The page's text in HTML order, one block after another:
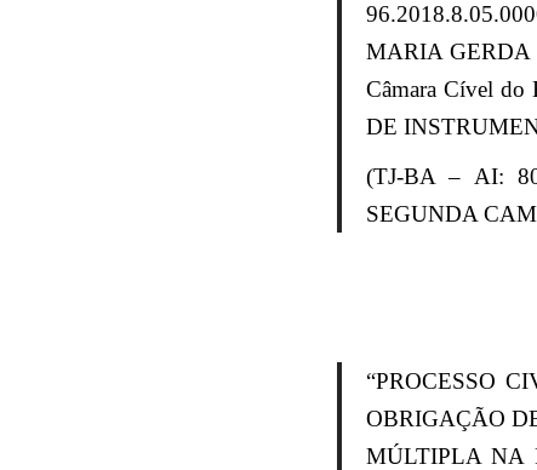
MARIA GERDA
Câmara Cível
DE
(TJ-BA – AI:
SEGUNDA
“PROCESSO
OBRIGAÇÃO
MÚLTIPLA NA